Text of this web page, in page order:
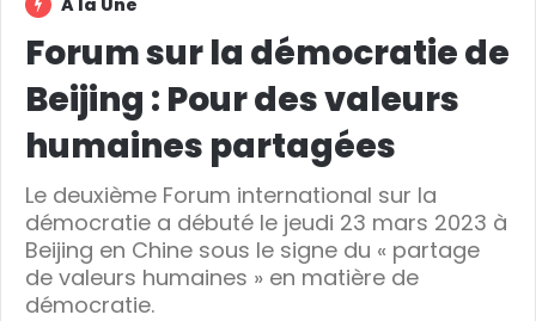
A la Une
Forum sur la démocratie de
Beijing : Pour des valeurs
humaines partagées
Le deuxième Forum international sur la
démocratie a débuté le jeudi 23 mars 2023 à
Beijing en Chine sous le signe du « partage
de valeurs humaines » en matière de
démocratie.